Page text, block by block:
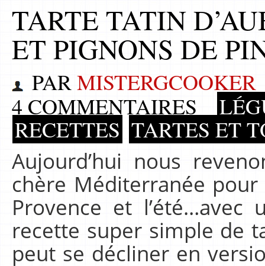
TARTE TATIN
ET PIGNONS DE
PARMISTERGCOOKER
4 COMMENTAIRES
RECETTES TARTES ET
Aujourd’hui nous
chère Méditerranée
Provence et l’été…avec
recette super simple de
peut se décliner en